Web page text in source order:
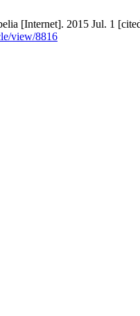
[Internet]. 2015 Jul. 1
view/8816